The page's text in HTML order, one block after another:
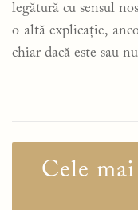
legătură cu sensul
o altă explicație,
chiar dacă este sau
Cele